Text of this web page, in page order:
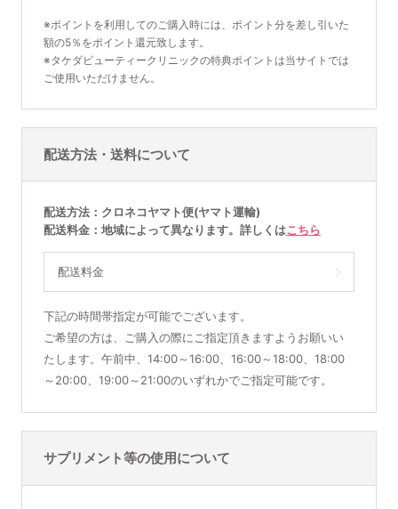
※ポイントを利用してのご購入時には、ポイント分を差し引いた
額の5％をポイント還元致します。
※タケダビューティークリニックの特典ポイントは当サイトでは
ご使用いただけません。
配送方法・送料について
配送方法
クロネコヤマト便(ヤマト運輸)
配送料金
地域によって異なります。詳しくはこちら
配送料金
下記の時間帯指定が可能でございます。
ご希望の方は、ご購入の際にご指定頂きますようお願いい
たします。午前中、14:00～16:00、16:00～18:00、18:00
～20:00、19:00～21:00のいずれかでご指定可能です。
サプリメント等の使用について